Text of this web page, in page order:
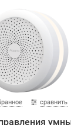
сравнить